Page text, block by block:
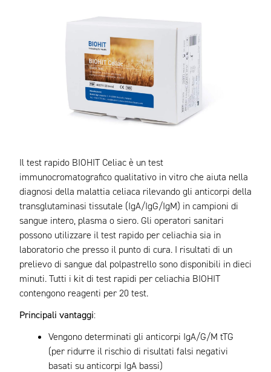
Il test rapido BIOHIT Celiac è un test
immunocromatografico qualitativo in vitro che aiuta nella
diagnosi della malattia celiaca rilevando gli anticorpi della
transglutaminasi tissutale (IgA/IgG/IgM) in campioni di
sangue intero, plasma o siero. Gli operatori sanitari
possono utilizzare il test rapido per celiachia sia in
laboratorio che presso il punto di cura. I risultati di un
prelievo di sangue dal polpastrello sono disponibili in dieci
minuti. Tutti i kit di test rapidi per celiachia BIOHIT
contengono reagenti per 20 test.
Principali vantaggi:
Vengono determinati gli anticorpi IgA/G/M tTG
(per ridurre il rischio di risultati falsi negativi
basati su anticorpi IgA bassi)